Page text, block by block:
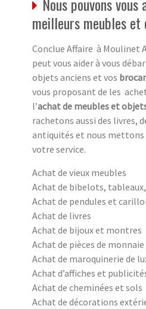
meilleurs meubles et
Conclue Affaire à Moulinet
peut vous aider à vous
objets anciens et vos
vous proposant de les
l’achat de meubles et
rachetons aussi des livres,
antiquités et nous
votre service.
Achat de vieux meubles
Achat de bibelots,
Achat de pendules et
Achat de livres
Achat de bijoux et montres
Achat de pièces de monnaie
Achat de maroquinerie de
Achat d’affiches et
Achat de cheminées et sols
Achat de décorations